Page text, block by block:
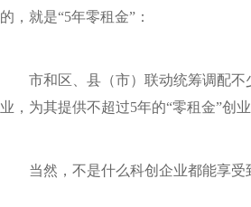
的，就是“5年零租金”：
市和区、县（市）联动统筹调配
业，为其提供不超过5年的“零租金”创业
当然，不是什么科创企业都能享受